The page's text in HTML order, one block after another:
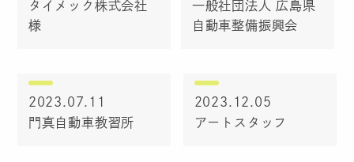
タイメック株式会社
様
一般社団法人 広島県
自動車整備振興会
2023.07.11
門真自動車教習所
2023.12.05
アートスタッフ